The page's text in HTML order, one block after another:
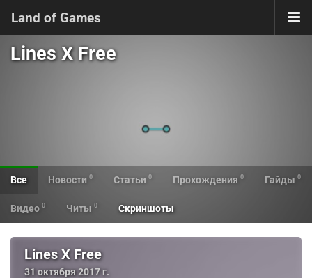
Land of Games
Lines X Free
Все Новости 0 Статьи 0 Прохождения 0 Гайды 0
Видео 0 Читы 0 Скриншоты
Lines X Free
31 октября 2017 г.